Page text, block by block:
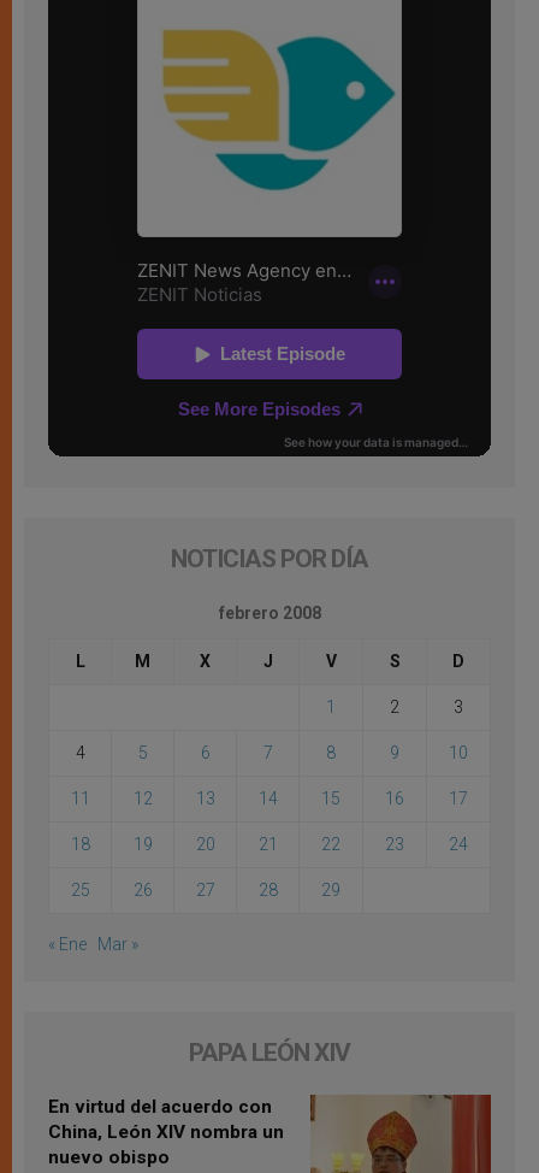
NOTICIAS POR DÍA
febrero 2008
L M X J V S D
1 2 3
4 5 6 7 8 9 10
11 12 13 14 15 16 17
18 19 20 21 22 23 24
25 26 27 28 29
« Ene Mar »
PAPA LEÓN XIV
En virtud del acuerdo con
China, León XIV nombra un
nuevo obispo